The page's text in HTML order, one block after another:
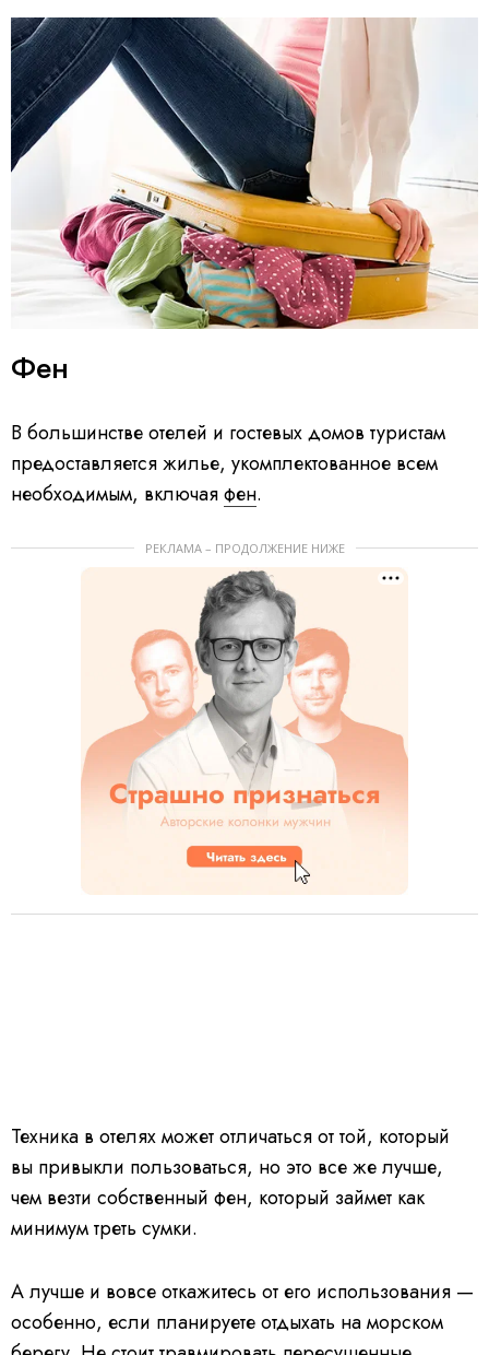
Фен
В большинстве отелей и гостевых домов туристам
предоставляется жилье, укомплектованное всем
необходимым, включаяфен.
РЕКЛАМА – ПРОДОЛЖЕНИЕ НИЖЕ
Техника в отелях может отличаться от той, который
вы привыкли пользоваться, но это все же лучше,
чем везти собственный фен, который займет как
минимум треть сумки.
А лучше и вовсе откажитесь от его использования —
особенно, если планируете отдыхать на морском